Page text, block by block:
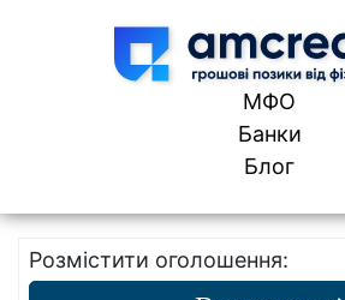
МФО
Банки
Блог
Розмістити оголошення: